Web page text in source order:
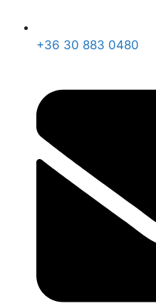
+36 30 883 0480